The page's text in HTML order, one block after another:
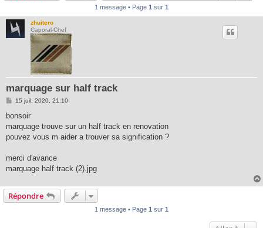
1 message • Page 1 sur 1
zhuitero
Caporal-Chef
marquage sur half track
M
s
a
g
15 juil. 2020, 21:10
bonsoir
marquage trouve sur un half track en renovation
pouvez vous m aider a trouver sa signification ?
merci d'avance
marquage half track (2).jpg
Répondre
1 message • Page 1 sur 1